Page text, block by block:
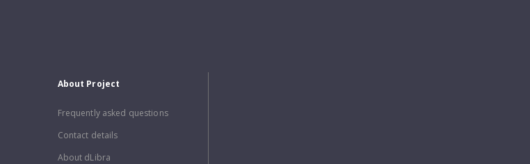
About Project
Frequently asked questions
Contact details
About dLibra